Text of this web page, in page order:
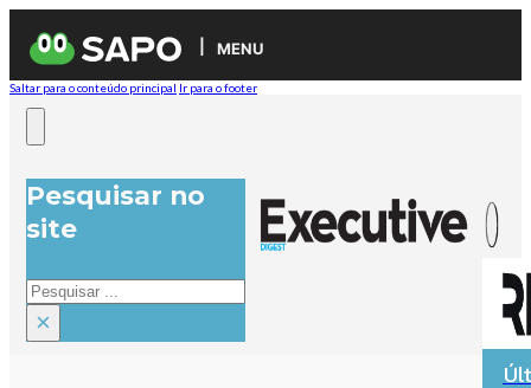
MENU
Saltar para o conteúdo principal Ir para o footer
Pesquisar no
site
Pesquisar
×